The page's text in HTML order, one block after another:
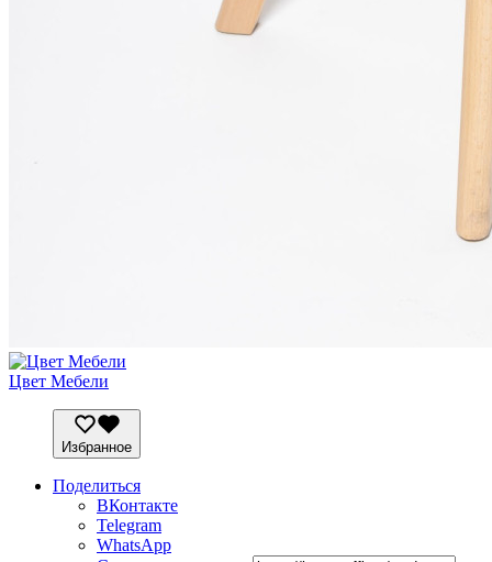
Цвет Мебели
Избранное
Поделиться
ВКонтакте
Telegram
WhatsApp